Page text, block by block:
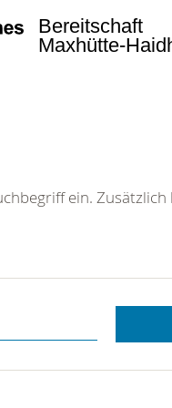
Bereitschaft
Maxhütte-
Hotline.
gerne.
ein.